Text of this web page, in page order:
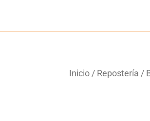
Inicio/ Repostería /